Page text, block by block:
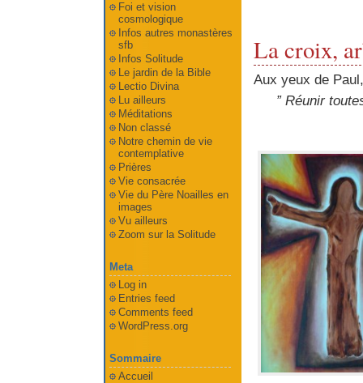
La croix,
Aux yeux de
” Réunir
Foi et vision
cosmologique
Infos autres monastères
sfb
Infos Solitude
Le jardin de la Bible
Lectio Divina
Lu ailleurs
Méditations
Non classé
Notre chemin de vie
contemplative
Prières
Vie consacrée
Vie du Père Noailles en
images
Vu ailleurs
Zoom sur la Solitude
Meta
Log in
Entries feed
Comments feed
WordPress.org
Sommaire
Accueil